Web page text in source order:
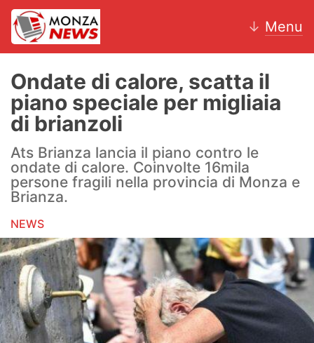
↓ Menu
News
AC Monza
Calcio
Volley
Hockey
Altri sport
Hockey
Ondate di calore, scatta il
piano speciale per migliaia
di brianzoli
Ats Brianza lancia il piano contro le
ondate di calore. Coinvolte 16mila
persone fragili nella provincia di Monza e
Brianza.
NEWS